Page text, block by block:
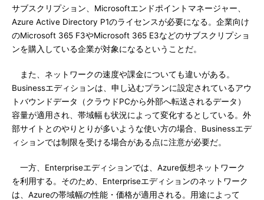
サブスクリプション、Microsoftエンドポイントマネージャー、
Azure Active Directory P1のライセンスが必要になる。企業向け
のMicrosoft 365 F3やMicrosoft 365 E3などのサブスクリプショ
ンを購入している企業が対象になるということだ。
また、ネットワークの速度や課金についても違いがある。
Businessエディションは、申し込むプランに設定されているアウ
トバウンドデータ（クラウドPCから外部へ転送されるデータ）
容量が適用され、帯域幅も状況によって変化するとしている。外
部サイトとのやりとりが多いような使い方の場合、Businessエデ
ィションでは制限を受ける場合がある点に注意が必要だ。
一方、Enterpriseエディションでは、Azure仮想ネットワーク
を利用する。そのため、Enterpriseエディションのネットワーク
は、Azureの帯域幅の性能・価格が適用される。用途によって